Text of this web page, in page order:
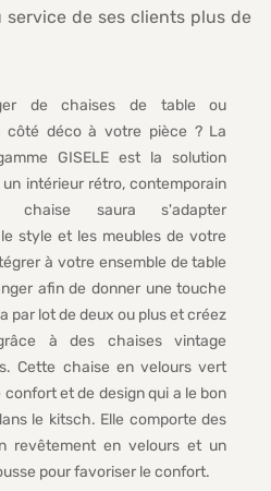
de chaises de table ou
côté déco à votre pièce ? La
GISELE est la solution
intérieur rétro, contemporain
chaise saura s'adapter
style et les meubles de votre
à votre ensemble de table
afin de donner une touche
par lot de deux ou plus et créez
à des chaises vintage
Cette chaise en velours vert
et de design qui a le bon
le kitsch. Elle comporte des
revêtement en velours et un
pour favoriser le confort.